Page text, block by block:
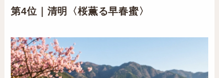
第4位｜清明〈桜薫る早春蜜〉